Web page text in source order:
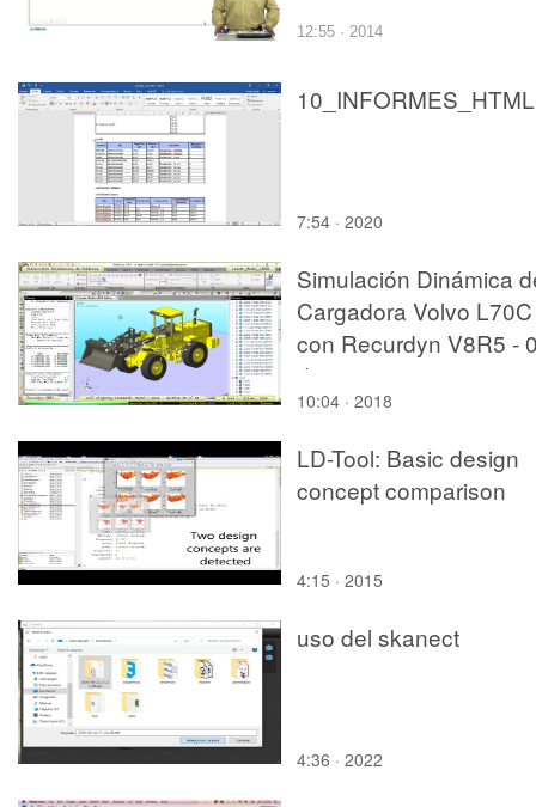
12:55 · 2014
10_INFORMES_HTML
7:54 · 2020
Simulación Dinámica
Cargadora Volvo L70C
con Recurdyn V8R5 -
de 10
10:04 · 2018
LD-Tool: Basic design
concept comparison
4:15 · 2015
uso del skanect
4:36 · 2022